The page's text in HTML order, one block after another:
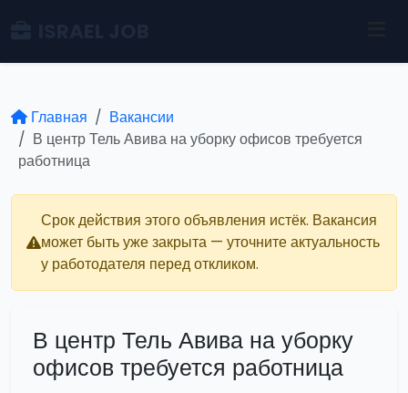
Главная
Вакансии
В центр Тель Авива на уборку офисов требуется
работница
Срок действия этого объявления истёк. Вакансия
может быть уже закрыта — уточните актуальность
у работодателя перед откликом.
В центр Тель Авива на уборку
офисов требуется работница